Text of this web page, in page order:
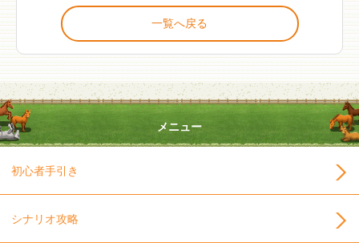
一覧へ戻る
メニュー
初心者手引き
シナリオ攻略